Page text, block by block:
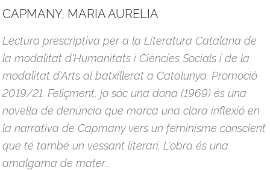
CAPMANY, MARIA AURELIA
Lectura prescriptiva per a la Literatura Catalana de
la modalitat d'Humanitats i Ciències Socials i de la
modalitat d'Arts al batxillerat a Catalunya. Promoció
2019/21. Feliçment, jo sóc una dona (1969) és una
novel·la de denúncia que marca una clara inflexió en
la narrativa de Capmany vers un feminisme conscient
que té també un vessant literari. L'obra és una
amalgama de mater...